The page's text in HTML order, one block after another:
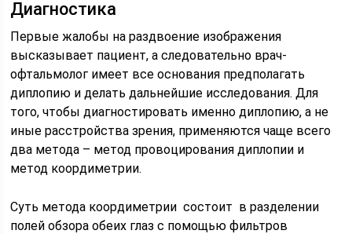
Диагностика
Первые жалобы на раздвоение изображения
высказывает пациент, а следовательно врач-
офтальмолог имеет все основания предполагать
диплопию и делать дальнейшие исследования. Для
того, чтобы диагностировать именно диплопию, а не
иные расстройства зрения, применяются чаще всего
два метода – метод провоцирования диплопии и
метод коордиметрии.
Суть метода коордиметрии состоит в разделении
полей обзора обеих глаз с помощью фильтров